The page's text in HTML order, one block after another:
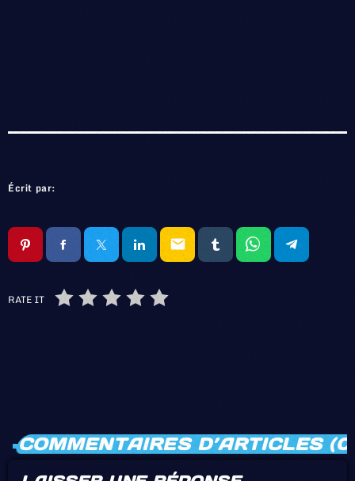
Écrit par:
email
RATE IT
COMMENTAIRES D’ARTICLES